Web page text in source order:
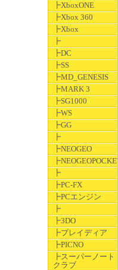
┣XboxONE
┣Xbox 360
┣Xbox
┣
┣DC
┣SS
┣MD_GENESIS
┣MARK 3
┣SG1000
┣WS
┣GG
┣
┣NEOGEO
┣NEOGEOPOCKET
┣
┣PC-FX
┣PCエンジン
┣
┣3DO
┣プレイディア
┣PICNO
┣スーパーノート
クラブ